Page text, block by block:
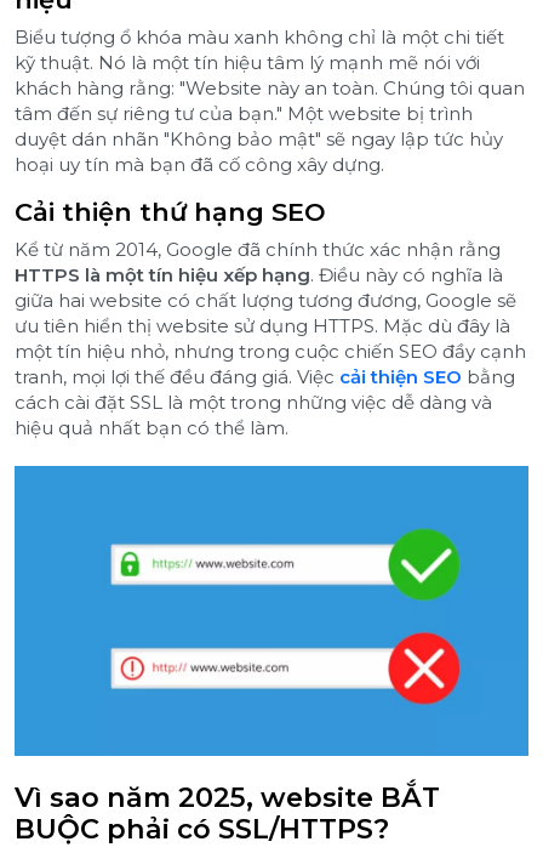
Biểu tượng ổ khóa màu xanh không chỉ là một chi tiết
kỹ thuật. Nó là một tín hiệu tâm lý mạnh mẽ nói với
khách hàng rằng: "Website này an toàn. Chúng tôi quan
tâm đến sự riêng tư của bạn." Một website bị trình
duyệt dán nhãn "Không bảo mật" sẽ ngay lập tức hủy
hoại uy tín mà bạn đã cố công xây dựng.
Cải thiện thứ hạng SEO
Kể từ năm 2014, Google đã chính thức xác nhận rằng
HTTPS là một tín hiệu xếp hạng. Điều này có nghĩa là
giữa hai website có chất lượng tương đương, Google sẽ
ưu tiên hiển thị website sử dụng HTTPS. Mặc dù đây là
một tín hiệu nhỏ, nhưng trong cuộc chiến SEO đầy cạnh
tranh, mọi lợi thế đều đáng giá. Việc cải thiện SEO bằng
cách cài đặt SSL là một trong những việc dễ dàng và
hiệu quả nhất bạn có thể làm.
Vì sao năm 2025, website BẮT
BUỘC phải có SSL/HTTPS?